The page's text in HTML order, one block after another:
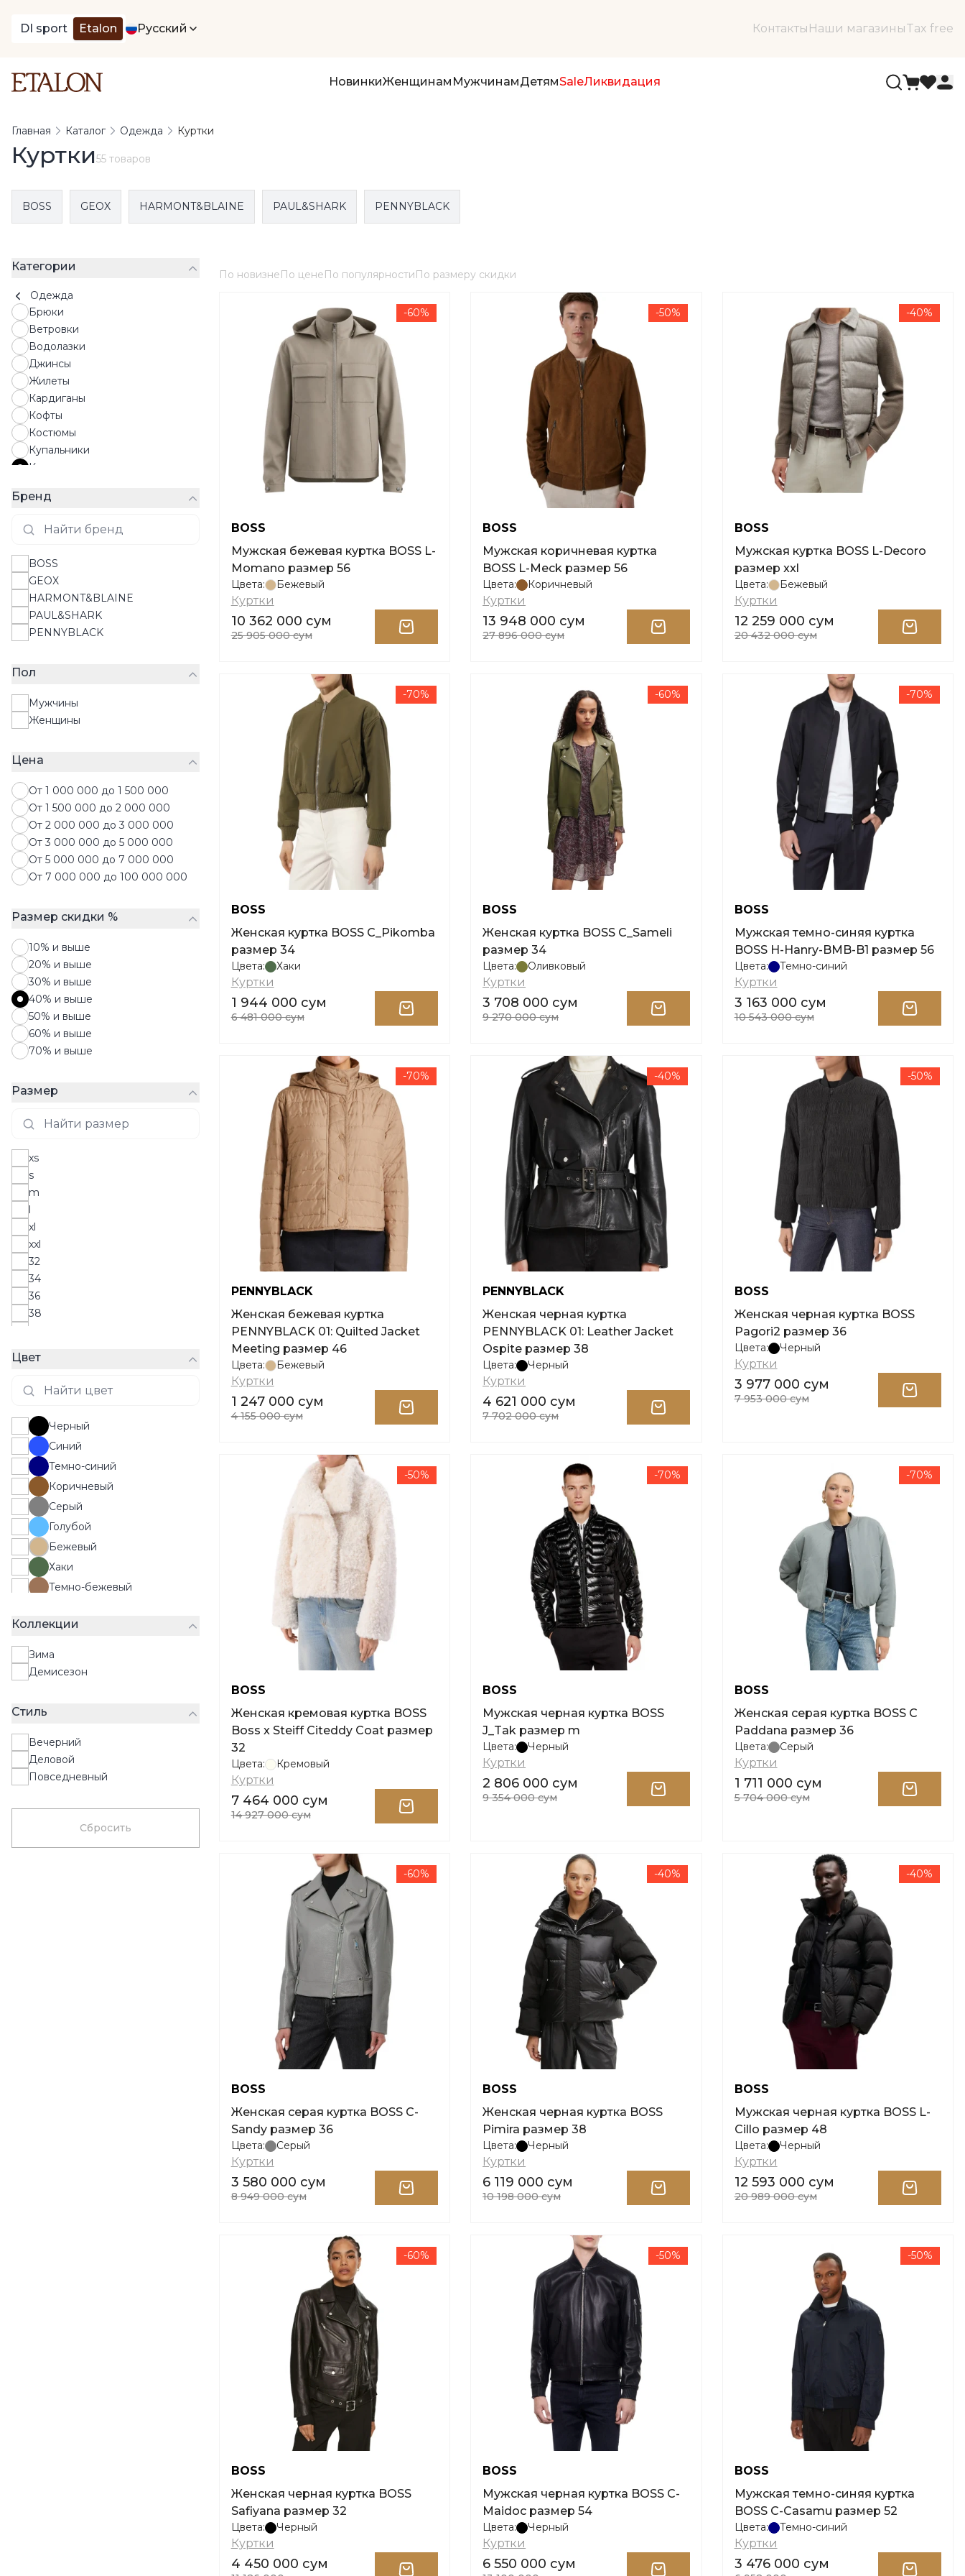
DI sport Etalon Русский Контакты Наши магазиныTax free
НовинкиЖенщинам МужчинамДетямSaleЛиквидация
Главная Каталог Одежда Куртки
Куртки55 товаров
BOSS GEOX HARMONT&BLAINE PAUL&SHARK PENNYBLACK
Категории
Одежда
Брюки
Ветровки
Водолазки
Джинсы
Жилеты
Кардиганы
Кофты
Костюмы
Купальники
Куртки
Майки
Пальто
Пижамы
Плавки
Платья
Плащи
Поло
Рубашки
Свитшоты
Толстовки
Футболки
Худи
Шорты
Юбки
Бренд
BOSS
GEOX
HARMONT&BLAINE
PAUL&SHARK
PENNYBLACK
Пол
Мужчины
Женщины
Цена
От 1 000 000 до 1 500 000
От 1 500 000 до 2 000 000
От 2 000 000 до 3 000 000
От 3 000 000 до 5 000 000
От 5 000 000 до 7 000 000
От 7 000 000 до 100 000 000
Размер скидки %
10% и выше
20% и выше
30% и выше
40% и выше
50% и выше
60% и выше
70% и выше
Размер
xs
s
m
l
xl
xxl
32
34
36
38
44
48
50
52
54
56
58
Цвет
Черный
Синий
Темно-синий
Коричневый
Серый
Голубой
Бежевый
Хаки
Темно-бежевый
Оливковый
Светло-серый
Коллекции
Зима
Демисезон
Стиль
Вечерний
Деловой
Повседневный
Сбросить
По новизнеПо ценеПо популярностиПо размеру скидки
-60%
BOSS
Мужская бежевая куртка BOSS L-
Momano размер 56
Цвета: Бежевый
Куртки
10 362 000 сум
25 905 000 сум
-50%
BOSS
Мужская коричневая куртка
BOSS L-Meck размер 56
Цвета: Коричневый
Куртки
13 948 000 сум
27 896 000 сум
-40%
BOSS
Мужская куртка BOSS L-Decoro
размер xxl
Цвета: Бежевый
Куртки
12 259 000 сум
20 432 000 сум
-70%
BOSS
Женская куртка BOSS C_Pikomba
размер 34
Цвета: Хаки
Куртки
1 944 000 сум
6 481 000 сум
-60%
BOSS
Женская куртка BOSS C_Sameli
размер 34
Цвета: Оливковый
Куртки
3 708 000 сум
9 270 000 сум
-70%
BOSS
Мужская темно-синяя куртка
BOSS H-Hanry-BMB-B1 размер 56
Цвета: Темно-синий
Куртки
3 163 000 сум
10 543 000 сум
-70%
PENNYBLACK
Женская бежевая куртка
PENNYBLACK 01: Quilted Jacket
Meeting размер 46
Цвета: Бежевый
Куртки
1 247 000 сум
4 155 000 сум
-40%
PENNYBLACK
Женская черная куртка
PENNYBLACK 01: Leather Jacket
Ospite размер 38
Цвета: Черный
Куртки
4 621 000 сум
7 702 000 сум
-50%
BOSS
Женская черная куртка BOSS
Pagori2 размер 36
Цвета: Черный
Куртки
3 977 000 сум
7 953 000 сум
-50%
BOSS
Женская кремовая куртка BOSS
Boss x Steiff Citeddy Coat размер
32
Цвета: Кремовый
Куртки
7 464 000 сум
14 927 000 сум
-70%
BOSS
Мужская черная куртка BOSS
J_Tak размер m
Цвета: Черный
Куртки
2 806 000 сум
9 354 000 сум
-70%
BOSS
Женская серая куртка BOSS C
Paddana размер 36
Цвета: Серый
Куртки
1 711 000 сум
5 704 000 сум
-60%
BOSS
Женская серая куртка BOSS C-
Sandy размер 36
Цвета: Серый
Куртки
3 580 000 сум
8 949 000 сум
-40%
BOSS
Женская черная куртка BOSS
Pimira размер 38
Цвета: Черный
Куртки
6 119 000 сум
10 198 000 сум
-40%
BOSS
Мужская черная куртка BOSS L-
Cillo размер 48
Цвета: Черный
Куртки
12 593 000 сум
20 989 000 сум
-60%
BOSS
Женская черная куртка BOSS
Safiyana размер 32
Цвета: Черный
Куртки
4 450 000 сум
-50%
BOSS
Мужская черная куртка BOSS C-
Maidoc размер 54
Цвета: Черный
Куртки
6 550 000 сум
-50%
BOSS
Мужская темно-синяя куртка
BOSS C-Casamu размер 52
Цвета: Темно-синий
Куртки
3 476 000 сум